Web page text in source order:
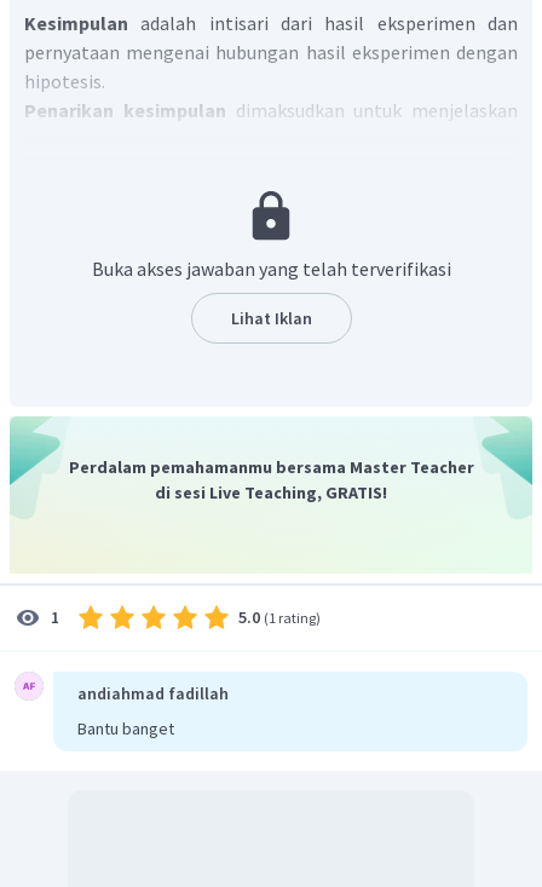
Kesimpulan adalah intisari dari hasil eksperimen dan
pernyataan mengenai hubungan hasil eksperimen dengan
hipotesis.
Penarikan kesimpulan dimaksudkan untuk menjelaskan
digunakan sebagai landasan pengambilan keputusan bagi
pihak peneliti serta bahan acuan penelitian selanjutnya.
tepat adalah A.
Buka akses jawaban yang telah terverifikasi
Lihat Iklan
Perdalam pemahamanmu bersama Master Teacher
di sesi Live Teaching, GRATIS!
1 5.0 (1 rating)
andiahmad fadillah
Bantu banget